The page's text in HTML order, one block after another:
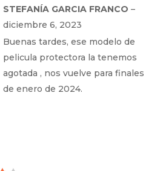
STEFANÍA GARCIA FRANCO –
diciembre 6, 2023
Buenas tardes, ese modelo de
pelicula protectora la tenemos
agotada , nos vuelve para finales
de enero de 2024.